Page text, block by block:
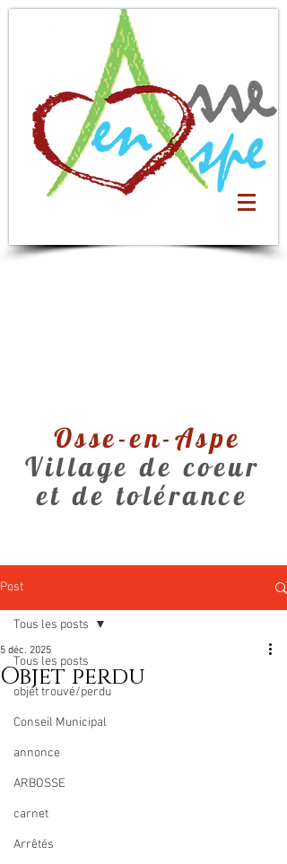
Osse-en-Aspe
Village de coeur
et de tolérance
Post
Tous les posts
objet trouvé/perdu
Conseil Municipal
annonce
ARBOSSE
carnet
Arrêtés
Tous les posts
Objet perdu
5 déc. 2025